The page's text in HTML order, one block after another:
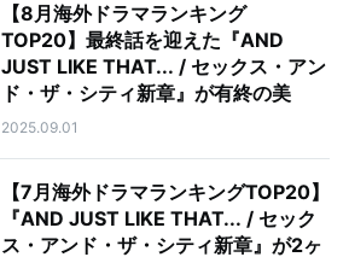
【8月海外ドラマランキング
TOP20】最終話を迎えた『AND
JUST LIKE THAT... / セックス・アン
ド・ザ・シティ新章』が有終の美
2025.09.01
【7月海外ドラマランキングTOP20】
『AND JUST LIKE THAT... / セック
ス・アンド・ザ・シティ新章』が2ヶ